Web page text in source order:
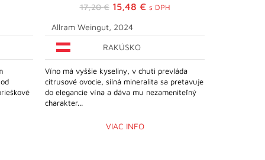
17,20€ Pôvodná
bola:
17,20 €.
15,48 €Aktuálna
je:
s DPH
Allram Weingut, 2024
RAKÚSKO
Víno má vyššie kyseliny, v chuti prevláda
citrusové ovocie, silná mineralita sa pretavuje
do elegancie vína a dáva mu nezameniteľný
charakter...
VIAC INFO